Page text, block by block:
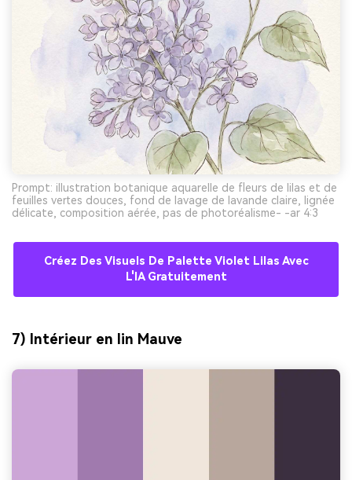
Prompt: illustration botanique aquarelle de fleurs de lilas et de
feuilles vertes douces, fond de lavage de lavande claire, lignée
délicate, composition aérée, pas de photoréalisme- -ar 4:3
Créez Des Visuels De Palette Violet Lilas Avec
L'IA Gratuitement
7) Intérieur en lin Mauve